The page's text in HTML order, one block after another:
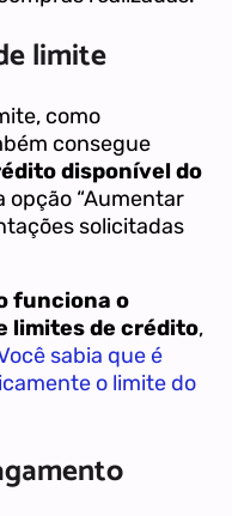
limite
como
consegue
disponível do
opção “Aumentar
solicitadas
funciona o
limites de crédito,
sabia que é
o limite do